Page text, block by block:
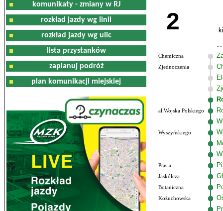
komunikaty - zmiany w RJ
rozkład jazdy wg linii
rozkład jazdy wg ulic
lista przystanków
zaplanuj podróż
plan komunikacji miejskiej
2
Chemiczna
Zjednoczenia
al.Wojska Polskiego
Wyszyńskiego
Ptasia
Jaskółcza
Botaniczna
Kożuchowska